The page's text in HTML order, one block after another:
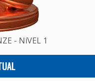
- NíVEL 1